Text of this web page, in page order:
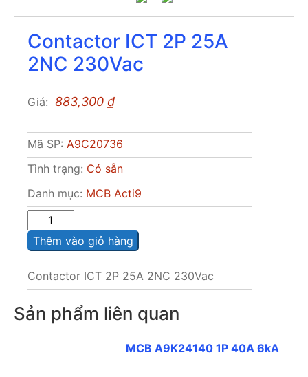
Contactor ICT 2P 25A
2NC 230Vac
Giá: 883,300 ₫
Mã SP: A9C20736
Tình trạng: Có sẵn
Danh mục: MCB Acti9
lượng
Thêm vào giỏ hàng
Contactor ICT 2P 25A 2NC 230Vac
Sản phẩm liên quan
MCB A9K24140 1P 40A 6kA